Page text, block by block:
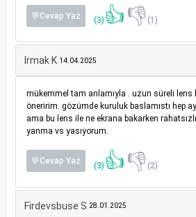
💬Cevap Yaz (3) 👍👎(1)
Irmak K 14.04.2025
mükemmel tam anlamıyla . uzun süreli lens
öneririm. gözümde kuruluk baslamıstı hep
ama bu lens ile ne ekrana bakarken
yanma vs yasıyorum.
💬Cevap Yaz (3) 👍👎(2)
Firdevsbuse S 28.01.2025